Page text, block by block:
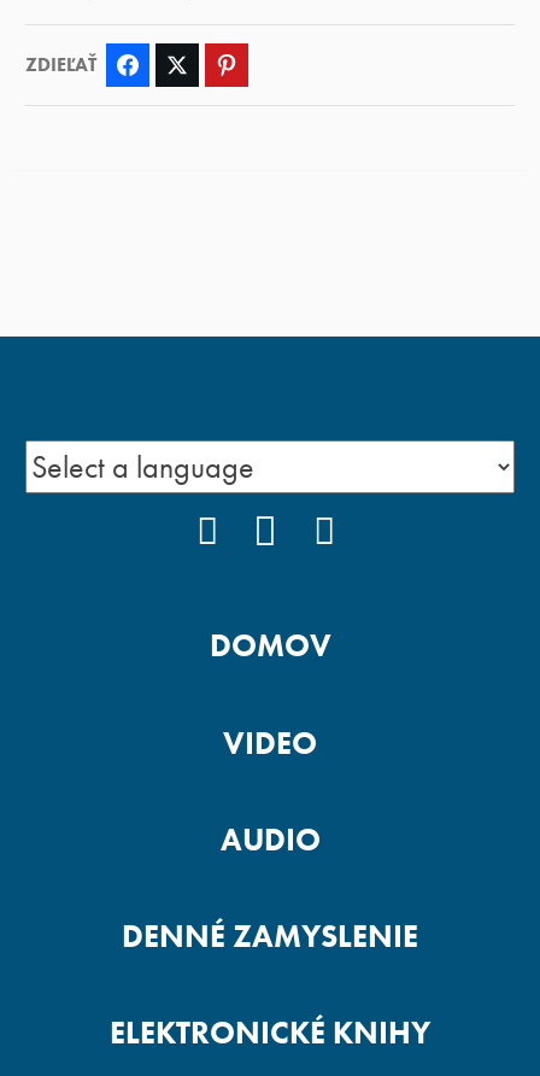
ZDIEĽAŤ Facebook Twitter
FACEBOOK
YOUTUBE
DOMOV
VIDEO
AUDIO
DENNÉ ZAMYSLENIE
ELEKTRONICKÉ KNIHY